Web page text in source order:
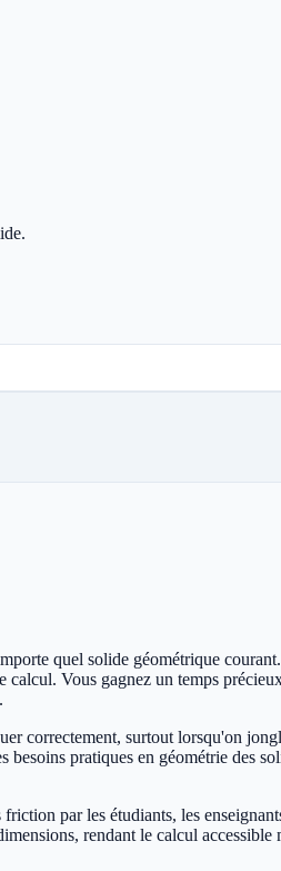
quel solide géométrique
Vous gagnez un temps
correctement, surtout lorsqu'on
pratiques en géométrie des
par les étudiants, les
rendant le calcul accessible